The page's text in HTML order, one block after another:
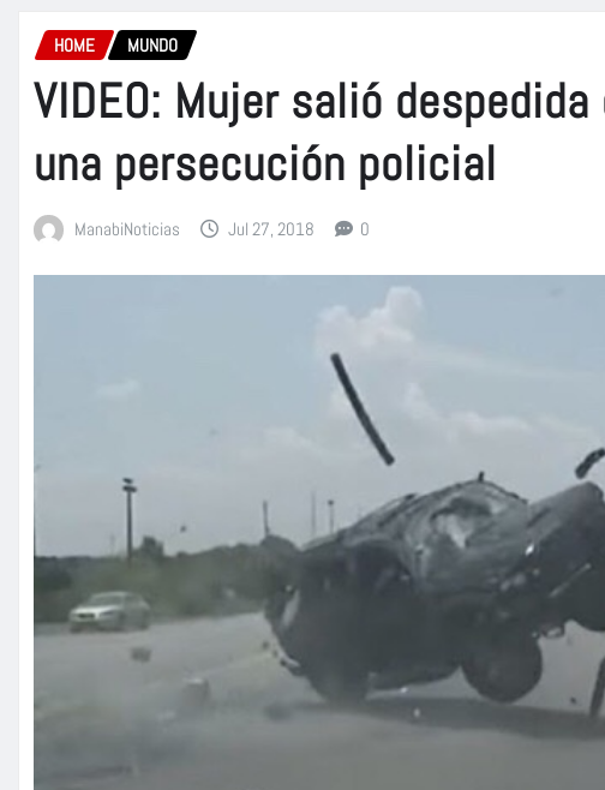
HOME MUNDO
VIDEO: Mujer salió
una persecución policial
ManabiNoticias Jul 27, 2018 0